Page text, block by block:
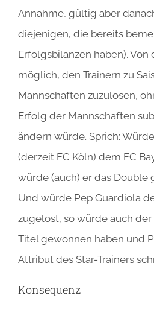
Annahme, gültig aber
diejenigen, die bereits
Erfolgsbilanzen haben). Von
möglich, den Trainern zu
Mannschaften zuzulosen,
Erfolg der Mannschaften
ändern würde. Sprich:
(derzeit FC Köln) dem FC
würde (auch) er das Double
Und würde Pep Guardiola
zugelost, so würde auch der
Titel gewonnen haben und
Attribut des Star-Trainers
Konsequenz